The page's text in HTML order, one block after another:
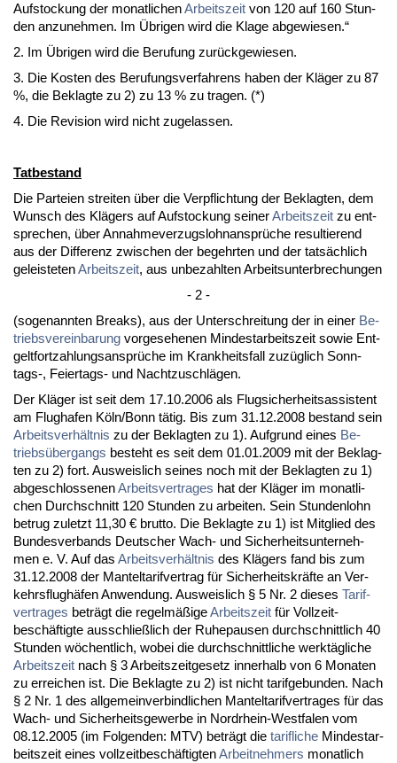
Auf­sto­ckung der mo­nat­li­chenAr­beits­zeit von 120 auf 160 St­un­
den an­zu­neh­men. Im Übri­gen wird die Kla­ge ab­ge­wie­sen.“
2. Im Übri­gen wird die Be­ru­fung zurück­ge­wie­sen.
3. Die Kos­ten des Be­ru­fungs­ver­fah­rens ha­ben der Kläger zu 87
%, die Be­klag­te zu 2) zu 13 % zu tra­gen. (*)
4. Die Re­vi­si­on wird nicht zu­ge­las­sen.
Tat­be­stand
Die Par­tei­en strei­ten über die Ver­pflich­tung der Be­klag­ten, dem
Wunsch des Klägers auf Auf­sto­ckung sei­nerAr­beits­zeit zu ent­
spre­chen, über An­nah­me­ver­zugs­lohn­ansprüche re­sul­tie­rend
aus der Dif­fe­renz zwi­schen der be­gehr­ten und der tatsächlich
ge­leis­te­tenAr­beits­zeit, aus un­be­zahl­ten Ar­beits­un­ter­bre­chun­gen
- 2 -
(so­ge­nann­ten Breaks), aus der Un­ter­schrei­tung der in ei­ner Be­
triebs­ver­ein­ba­rung vor­ge­se­he­nen Min­dest­ar­beits­zeit so­wie Ent­
gelt­fort­zah­lungs­ansprüche im Krank­heits­fall zuzüglich Sonn­
tags-, Fei­er­tags- und Nacht­zu­schlägen.
Der Kläger ist seit dem 17.10.2006 als Flug­si­cher­heits­as­sis­tent
am Flug­ha­fen Köln/Bonn tätig. Bis zum 31.12.2008 be­stand sein
Ar­beits­verhält­nis zu der Be­klag­ten zu 1). Auf­grund ei­nes Be­
triebsüber­gangs be­steht es seit dem 01.01.2009 mit der Be­klag­
ten zu 2) fort. Aus­weis­lich sei­nes noch mit der Be­klag­ten zu 1)
ab­ge­schlos­se­nenAr­beits­ver­tra­ges hat der Kläger im mo­nat­li­
chen Durch­schnitt 120 St­un­den zu ar­bei­ten. Sein St­un­den­lohn
be­trug zu­letzt 11,30 € brut­to. Die Be­klag­te zu 1) ist Mit­glied des
Bun­des­ver­bands Deut­scher Wach- und Si­cher­heits­un­ter­neh­
men e. V. Auf das Ar­beits­verhält­nis des Klägers fand bis zum
31.12.2008 der Man­tel­ta­rif­ver­trag für Si­cher­heits­kräfte an Ver­
kehrs­flughäfen An­wen­dung. Aus­weis­lich § 5 Nr. 2 die­ses Ta­rif­
ver­tra­ges beträgt die re­gelmäßigeAr­beits­zeit für Voll­zeit­
beschäftig­te aus­sch­ließlich der Ru­he­pau­sen durch­schnitt­lich 40
St­un­den wöchent­lich, wo­bei die durch­schnitt­li­che werktägli­che
Ar­beits­zeit nach § 3 Ar­beits­zeit­ge­setz in­ner­halb von 6 Mo­na­ten
zu er­rei­chen ist. Die Be­klag­te zu 2) ist nicht ta­rif­ge­bun­den. Nach
§ 2 Nr. 1 des all­ge­mein­ver­bind­li­chen Man­tel­ta­rif­ver­tra­ges für das
Wach- und Si­cher­heits­ge­wer­be in Nord­rhein-West­fa­len vom
08.12.2005 (im Fol­gen­den: MTV) beträgt die ta­rif­li­che Min­dest­ar­
beits­zeit ei­nes voll­zeit­beschäftig­tenAr­beit­neh­mers mo­nat­lich